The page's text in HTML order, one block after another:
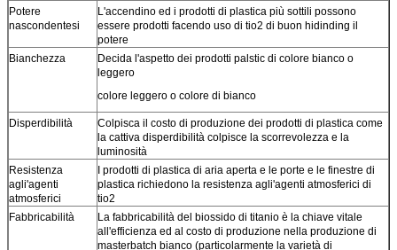
Potere
nascondentesi
L'accendino ed i prodotti di plastica più sottili possono
essere prodotti facendo uso di tio2 di buon hidinding il
potere
Bianchezza
Decida l'aspetto dei prodotti palstic di colore bianco o
leggero
colore leggero o colore di bianco
Disperdibilità
Colpisca il costo di produzione dei prodotti di plastica come
la cattiva disperdibilità colpisce la scorrevolezza e la
luminosità
Resistenza
agli'agenti
atmosferici
I prodotti di plastica di aria aperta e le porte e le finestre di
plastica richiedono la resistenza agli'agenti atmosferici di
tio2
Fabbricabilità
La fabbricabilità del biossido di titanio è la chiave vitale
all'efficienza ed al costo di produzione nella produzione di
masterbatch bianco (particolarmente la varietà di